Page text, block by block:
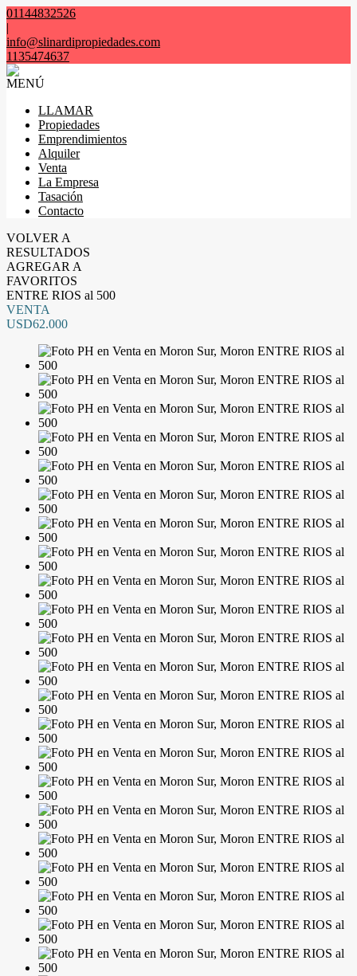
01144832526
|
info@slinardipropiedades.com
1135474637
MENÚ
LLAMAR
Propiedades
Emprendimientos
Alquiler
Venta
La Empresa
Tasación
Contacto
VOLVER A
RESULTADOS
AGREGAR A
FAVORITOS
ENTRE RIOS al 500
VENTA
USD62.000